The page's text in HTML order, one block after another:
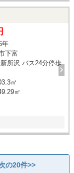
年
下富
所沢 バス24分停歩
㎡
㎡
の20件>>